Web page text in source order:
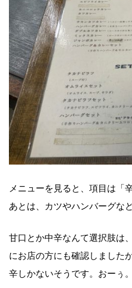
メニューを見ると、項目は「
あとは、カツやハンバーグな
甘口とか中辛なんて選択肢は
にお店の方にも確認しました
辛しかないそうです。おーぅ。